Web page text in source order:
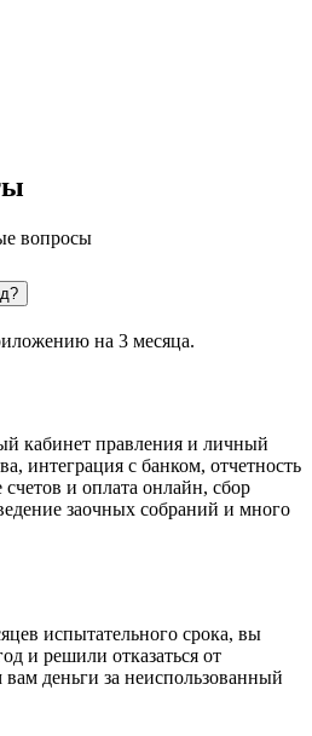
вопросы
на 3 месяца.
кабинет правления и личный
интеграция с банком, отчетность
и оплата онлайн, сбор
заочных собраний и много
испытательного срока, вы
и решили отказаться от
деньги за неиспользованный